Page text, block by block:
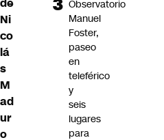
Ni
co
lá
s
M
ad
ur
o
Observatorio
Manuel
Foster,
paseo
en
teleférico
y
seis
lugares
para